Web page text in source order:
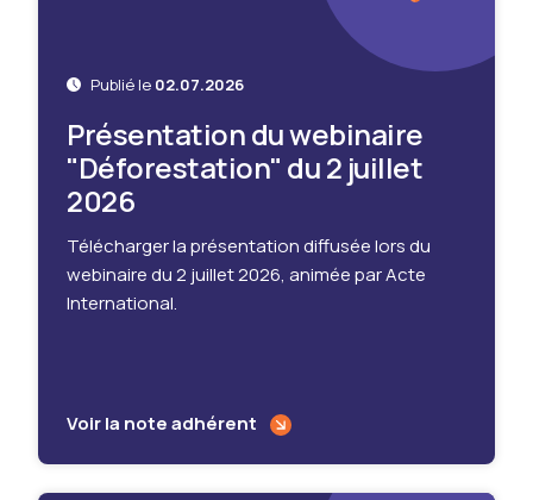
Publié le 02.07.2026
Présentation du webinaire
"Déforestation" du 2 juillet
2026
Télécharger la présentation diffusée lors du
webinaire du 2 juillet 2026, animée par Acte
International.
Voir la note adhérent